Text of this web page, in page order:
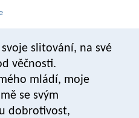
slitování, na své
věčnosti.
mládí, moje
se svým
dobrotivost,